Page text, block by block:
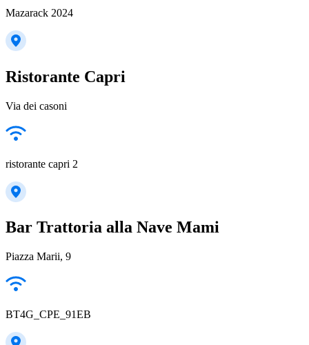
Mazarack 2024
Ristorante Capri
Via dei casoni
ristorante capri 2
Bar Trattoria alla Nave Mami
Piazza Marii, 9
BT4G_CPE_91EB